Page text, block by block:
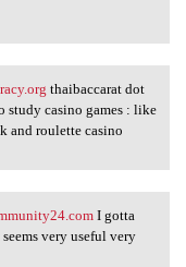
thaibaccarat dot
study casino games : like
and roulette casino
I gotta
very useful very